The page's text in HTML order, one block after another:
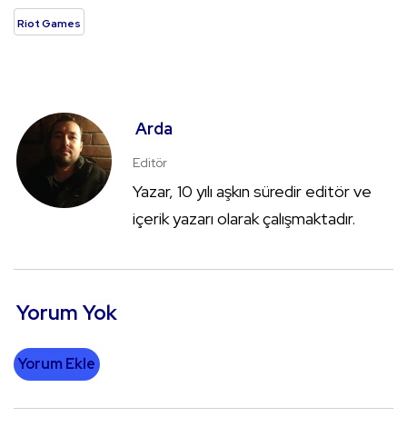
Riot Games
Arda
Editör
Yazar, 10 yılı aşkın süredir editör ve
içerik yazarı olarak çalışmaktadır.
Yorum Yok
Yorum Ekle